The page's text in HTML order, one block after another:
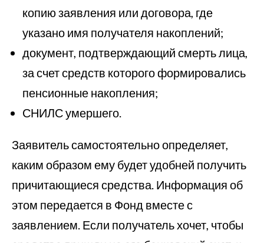
копию заявления или договора, где
указано имя получателя накоплений;
документ, подтверждающий смерть лица,
за счет средств которого формировались
пенсионные накопления;
СНИЛС умершего.
Заявитель самостоятельно определяет,
каким образом ему будет удобней получить
причитающиеся средства. Информация об
этом передается в Фонд вместе с
заявлением. Если получатель хочет, чтобы